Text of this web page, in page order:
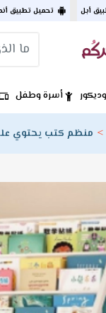
أبل تحميل تطبيق
أسرة وطفل
منظم كتب يحتوي